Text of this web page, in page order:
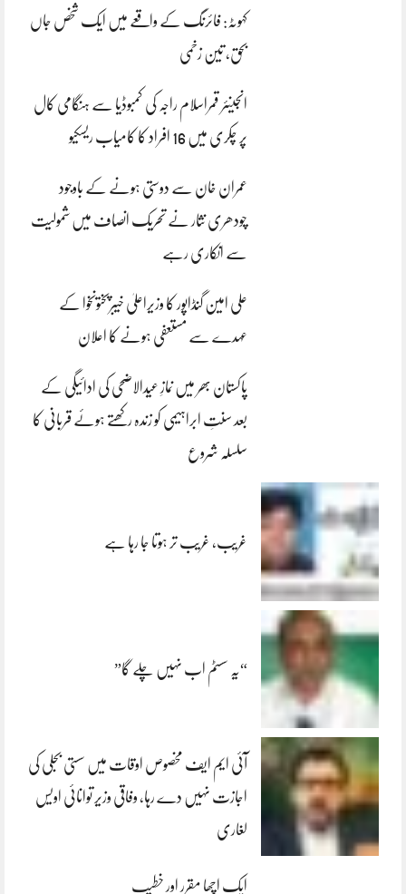
کہوٹہ: فائرنگ کے واقعے میں ایک شخص جاں
بحق، تین زخمی
انجینئر قمراسلام راجہ کی کمبوڈیا سے ہنگامی کال
پر چکری میں 16 افراد کا کامیاب ریسکیو
عمران خان سے دوستی ہونے کے باوجود
چودھری نثار نے تحریک انصاف میں شمولیت
سے انکاری رہے
علی امین گنڈاپور کا وزیراعلیٰ خیبرپختونخوا کے
عہدے سے مستعفی ہونے کا اعلان
پاکستان بھر میں نمازِ عیدالاضحی کی ادائیگی کے
بعد سنتِ ابراہیمی کو زندہ رکھتے ہوئے قربانی کا
سلسلہ شروع
غریب، غریب تر ہوتا جا رہا ہے
“یہ سسٹم اب نہیں چلے گا”
آئی ایم ایف مخصوص اوقات میں سستی بجلی کی
اجازت نہیں دے رہا، وفاقی وزیر توانائی اویس
لغاری
ایک اچھا مقرر اور خطیب